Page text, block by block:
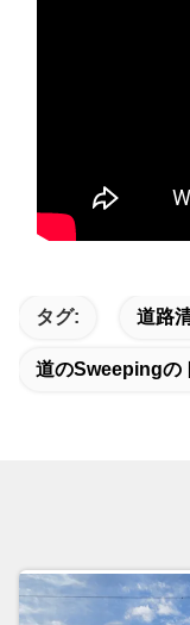
タグ: 道路
道のSweepingの